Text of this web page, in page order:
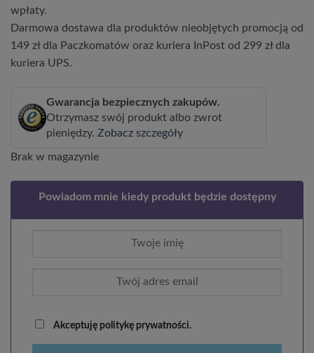
wpłaty.
Darmowa dostawa dla produktów nieobjętych promocją od
149 zł dla Paczkomatów oraz kuriera InPost od 299 zł dla
kuriera UPS.
Gwarancja bezpiecznych zakupów.
Otrzymasz swój produkt albo zwrot
pieniędzy. Zobacz szczegóły
Brak w magazynie
Powiadom mnie kiedy produkt będzie dostępny
Akceptuję politykę prywatności.